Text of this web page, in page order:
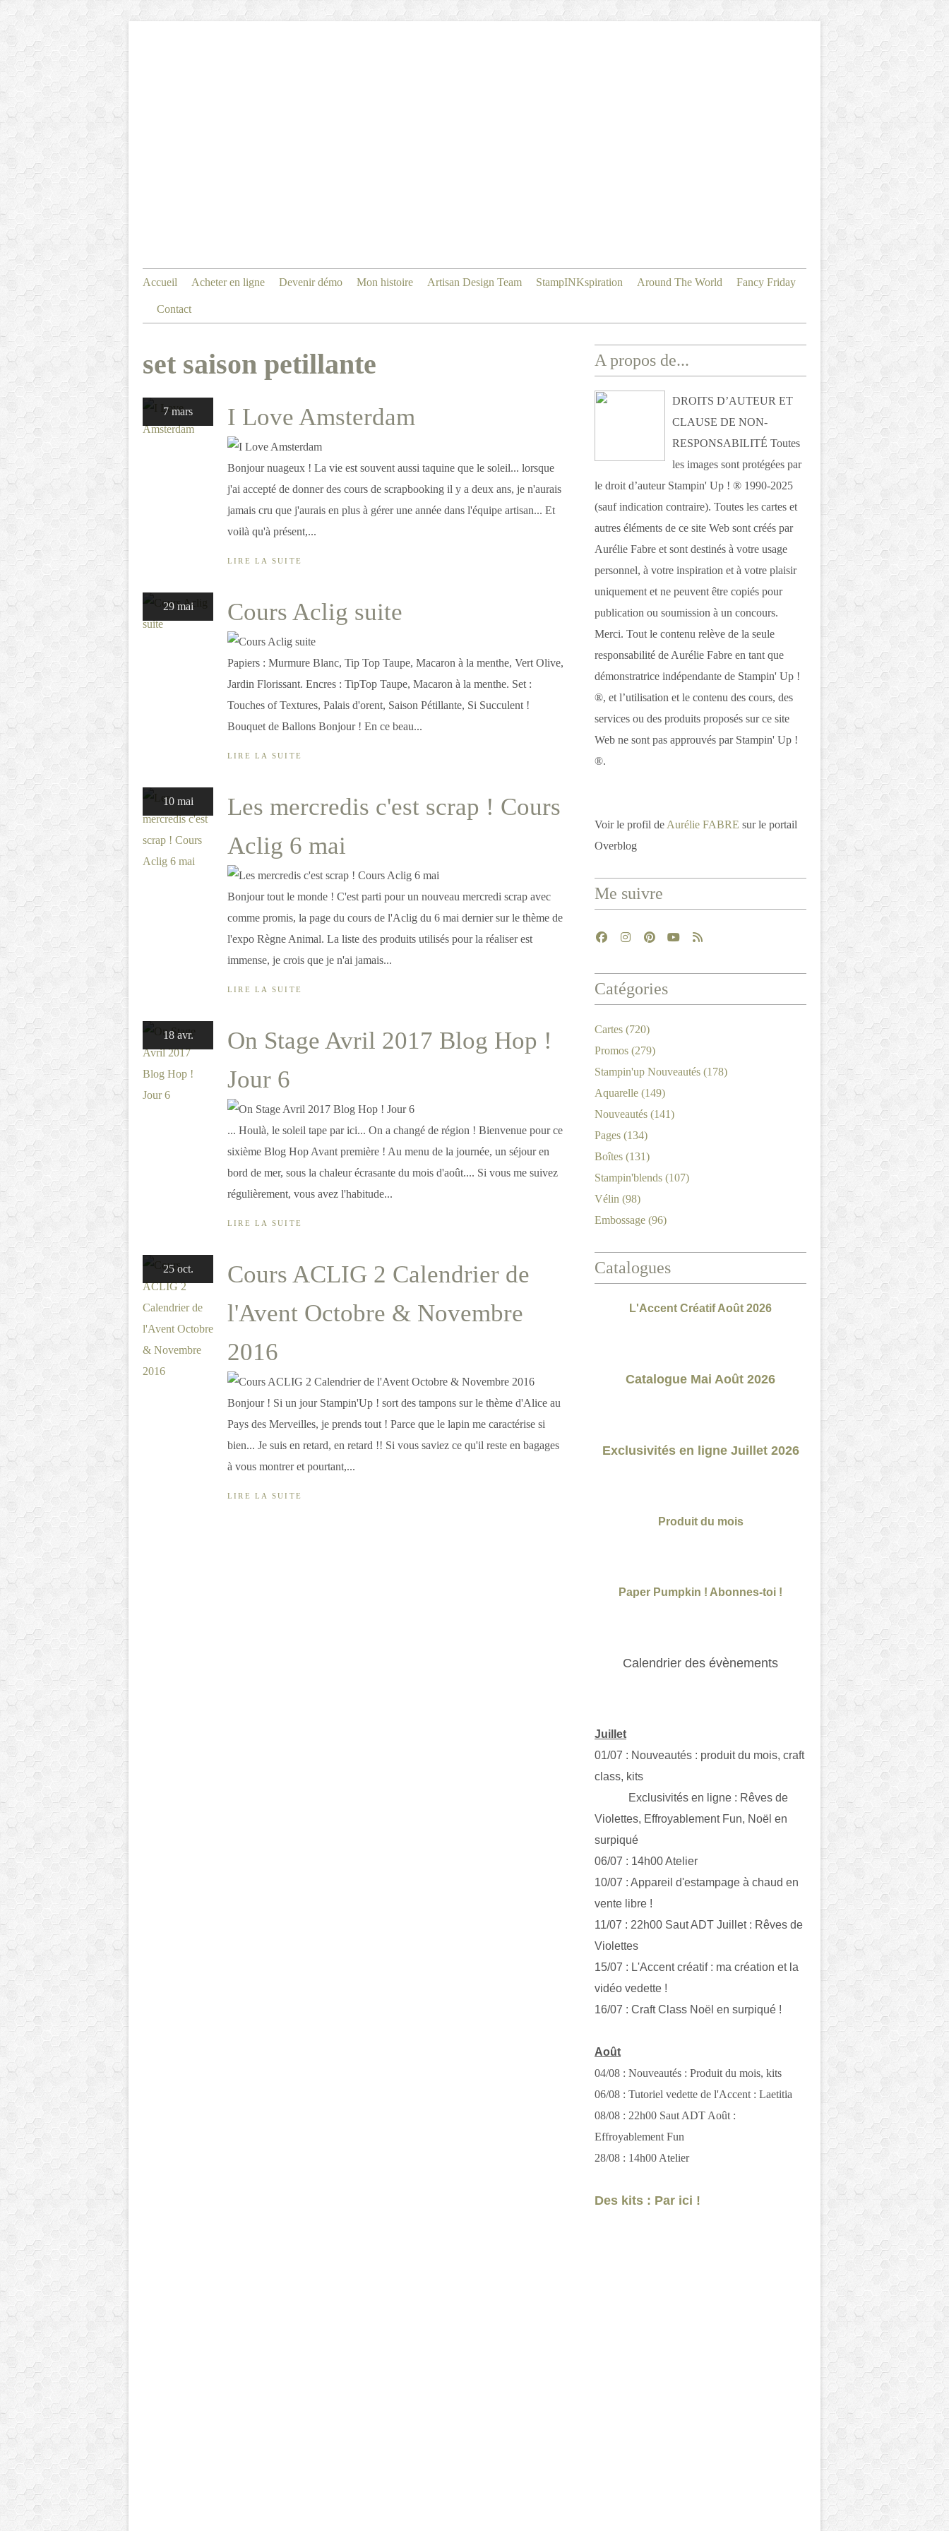
Accueil Acheter en ligne Devenir démo Mon histoire Artisan Design Team StampINKspiration Around The World Fancy Friday
Contact
set saison petillante
7 mars I Love Amsterdam
Bonjour nuageux ! La vie est souvent aussi taquine que le soleil... lorsque
j'ai accepté de donner des cours de scrapbooking il y a deux ans, je n'aurais
jamais cru que j'aurais en plus à gérer une année dans l'équipe artisan... Et
voilà qu'à présent,...
LIRE LA SUITE
29 mai Cours Aclig suite
Papiers : Murmure Blanc, Tip Top Taupe, Macaron à la menthe, Vert Olive,
Jardin Florissant. Encres : TipTop Taupe, Macaron à la menthe. Set :
Touches of Textures, Palais d'orent, Saison Pétillante, Si Succulent !
Bouquet de Ballons Bonjour ! En ce beau...
LIRE LA SUITE
10 mai
Les mercredis c'est scrap ! Cours
Aclig 6 mai
Bonjour tout le monde ! C'est parti pour un nouveau mercredi scrap avec
comme promis, la page du cours de l'Aclig du 6 mai dernier sur le thème de
l'expo Règne Animal. La liste des produits utilisés pour la réaliser est
immense, je crois que je n'ai jamais...
LIRE LA SUITE
18 avr.
On Stage Avril 2017 Blog Hop !
Jour 6
... Houlà, le soleil tape par ici... On a changé de région ! Bienvenue pour ce
sixième Blog Hop Avant première ! Au menu de la journée, un séjour en
bord de mer, sous la chaleur écrasante du mois d'août.... Si vous me suivez
régulièrement, vous avez l'habitude...
LIRE LA SUITE
25 oct.
Cours ACLIG 2 Calendrier de
l'Avent Octobre & Novembre
2016
Bonjour ! Si un jour Stampin'Up ! sort des tampons sur le thème d'Alice au
Pays des Merveilles, je prends tout ! Parce que le lapin me caractérise si
bien... Je suis en retard, en retard !! Si vous saviez ce qu'il reste en bagages
à vous montrer et pourtant,...
LIRE LA SUITE
A propos de...
DROITS D’AUTEUR ET
CLAUSE DE NON-
RESPONSABILITÉ Toutes
les images sont protégées par
le droit d’auteur Stampin' Up ! ® 1990-2025
(sauf indication contraire). Toutes les cartes et
autres éléments de ce site Web sont créés par
Aurélie Fabre et sont destinés à votre usage
personnel, à votre inspiration et à votre plaisir
uniquement et ne peuvent être copiés pour
publication ou soumission à un concours.
Merci. Tout le contenu relève de la seule
responsabilité de Aurélie Fabre en tant que
démonstratrice indépendante de Stampin' Up !
®, et l’utilisation et le contenu des cours, des
services ou des produits proposés sur ce site
Web ne sont pas approuvés par Stampin' Up !
®.
Voir le profil de Aurélie FABRE sur le portail
Overblog
Me suivre
Catégories
Cartes (720)
Promos (279)
Stampin'up Nouveautés (178)
Aquarelle (149)
Nouveautés (141)
Pages (134)
Boîtes (131)
Stampin'blends (107)
Vélin (98)
Embossage (96)
Catalogues
L'Accent Créatif Août 2026
Catalogue Mai Août 2026
Exclusivités en ligne Juillet 2026
Produit du mois
Paper Pumpkin ! Abonnes-toi !
Calendrier des évènements
Juillet
01/07 : Nouveautés : produit du mois, craft
class, kits
Exclusivités en ligne : Rêves de
Violettes, Effroyablement Fun, Noël en
surpiqué
06/07 : 14h00 Atelier
10/07 : Appareil d'estampage à chaud en
vente libre !
11/07 : 22h00 Saut ADT Juillet : Rêves de
Violettes
15/07 : L'Accent créatif : ma création et la
vidéo vedette !
16/07 : Craft Class Noël en surpiqué !
Août
04/08 : Nouveautés : Produit du mois, kits
06/08 : Tutoriel vedette de l'Accent : Laetitia
08/08 : 22h00 Saut ADT Août :
Effroyablement Fun
28/08 : 14h00 Atelier
Des kits : Par ici !